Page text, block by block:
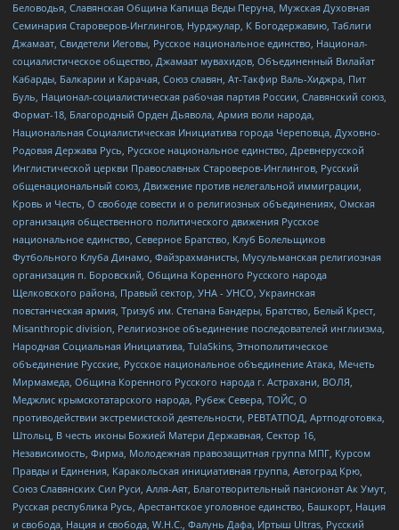
Беловодья, Славянская Община Капища Веды Перуна, Мужская Духовная
Семинария Староверов-Инглингов, Нурджулар, К Богодержавию, Таблиги
Джамаат, Свидетели Иеговы, Русское национальное единство, Национал-
социалистическое общество, Джамаат мувахидов, Объединенный Вилайат
Кабарды, Балкарии и Карачая, Союз славян, Ат-Такфир Валь-Хиджра, Пит
Буль, Национал-социалистическая рабочая партия России, Славянский союз,
Формат-18, Благородный Орден Дьявола, Армия воли народа,
Национальная Социалистическая Инициатива города Череповца, Духовно-
Родовая Держава Русь, Русское национальное единство, Древнерусской
Инглистической церкви Православных Староверов-Инглингов, Русский
общенациональный союз, Движение против нелегальной иммиграции,
Кровь и Честь, О свободе совести и о религиозных объединениях, Омская
организация общественного политического движения Русское
национальное единство, Северное Братство, Клуб Болельщиков
Футбольного Клуба Динамо, Файзрахманисты, Мусульманская религиозная
организация п. Боровский, Община Коренного Русского народа
Щелковского района, Правый сектор, УНА - УНСО, Украинская
повстанческая армия, Тризуб им. Степана Бандеры, Братство, Белый Крест,
Misanthropic division, Религиозное объединение последователей инглиизма,
Народная Социальная Инициатива, TulaSkins, Этнополитическое
объединение Русские, Русское национальное объединение Атака, Мечеть
Мирмамеда, Община Коренного Русского народа г. Астрахани, ВОЛЯ,
Меджлис крымскотатарского народа, Рубеж Севера, ТОЙС, О
противодействии экстремистской деятельности, РЕВТАТПОД, Артподготовка,
Штольц, В честь иконы Божией Матери Державная, Сектор 16,
Независимость, Фирма, Молодежная правозащитная группа МПГ, Курсом
Правды и Единения, Каракольская инициативная группа, Автоград Крю,
Союз Славянских Сил Руси, Алля-Аят, Благотворительный пансионат Ак Умут,
Русская республика Русь, Арестантское уголовное единство, Башкорт, Нация
и свобода, Нация и свобода, W.H.С., Фалунь Дафа, Иртыш Ultras, Русский